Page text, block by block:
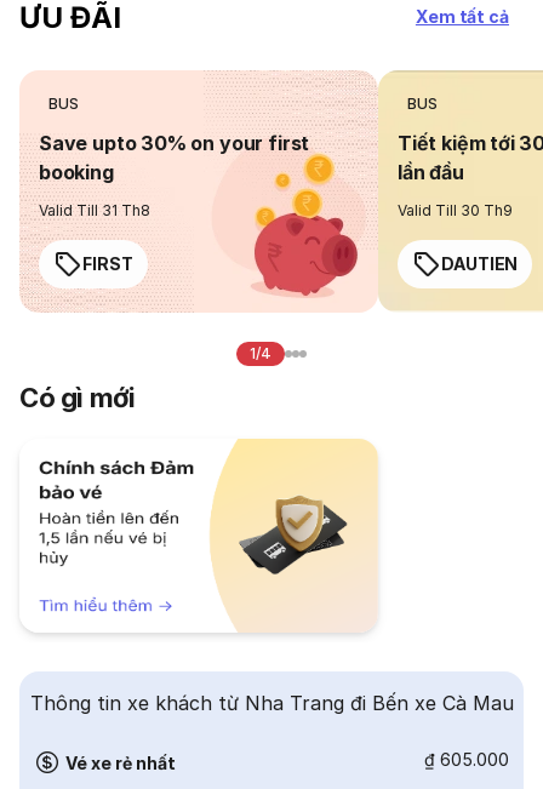
ƯU ĐÃI Xem tất cả
BUS
Save upto 30% on your first
booking
Valid Till 31 Th8
FIRST
BUS
Tiết kiệm tới
lần đầu
Valid Till 30 Th9
DAUTIEN
1/4
Có gì mới
Thông tin xe khách từ Nha Trang đi Bến xe Cà Mau
Vé xe rẻ nhất ₫ 605.000